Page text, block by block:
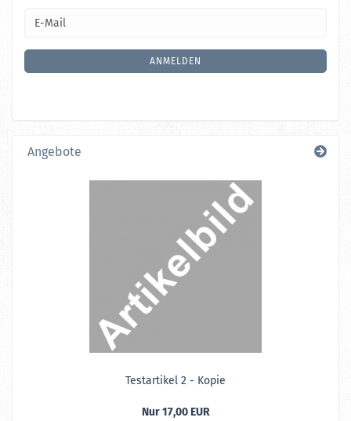
ZUR
E-
ANMELDEN
Angebote
Te­st­ar­ti­kel 2 - Kopie
Nur 17,00 EUR